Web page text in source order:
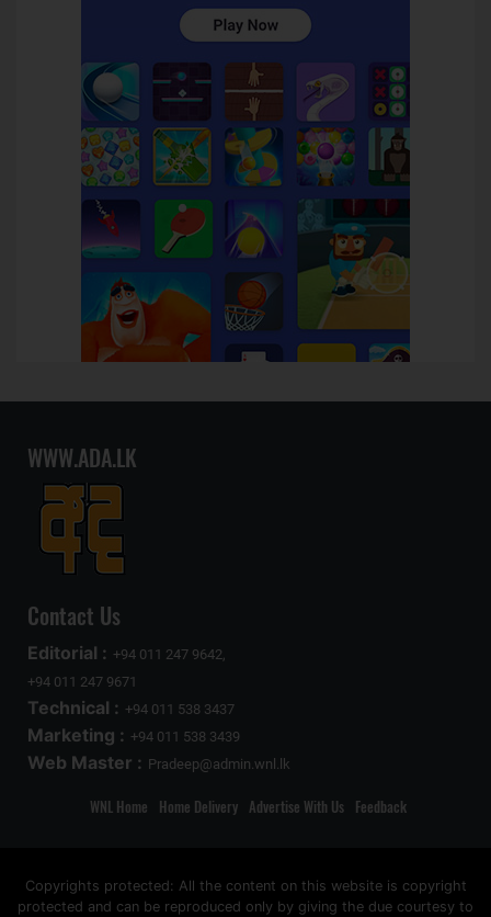
WWW.ADA.LK
Contact Us
Editorial : +94 011 247 9642,
+94 011 247 9671
Technical : +94 011 538 3437
Marketing : +94 011 538 3439
Web Master : Pradeep@admin.wnl.lk
WNL Home Home Delivery Advertise With Us Feedback
Copyrights protected: All the content on this website is copyright
protected and can be reproduced only by giving the due courtesy to